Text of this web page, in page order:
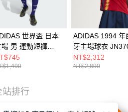
世界盃 日本
場 男 運動短褲
ADIDAS 1994 年
牙主場球衣
NT$2,312
NT$2,890
站排行